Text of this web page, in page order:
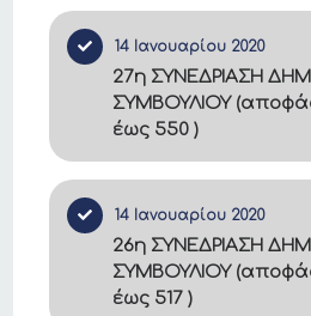
14 Ιανουαρίου 2020
27η ΣΥΝΕΔΡΙΑΣΗ
ΣΥΜΒΟΥΛΙΟΥ
έως 550 )
14 Ιανουαρίου 2020
26η ΣΥΝΕΔΡΙΑΣΗ
ΣΥΜΒΟΥΛΙΟΥ
έως 517 )